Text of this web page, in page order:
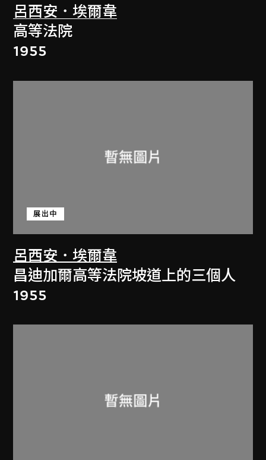
呂西安．埃爾韋
高等法院
1955
呂西安．埃爾韋
展出中
昌迪加爾高等法院坡道上的三個人
1955